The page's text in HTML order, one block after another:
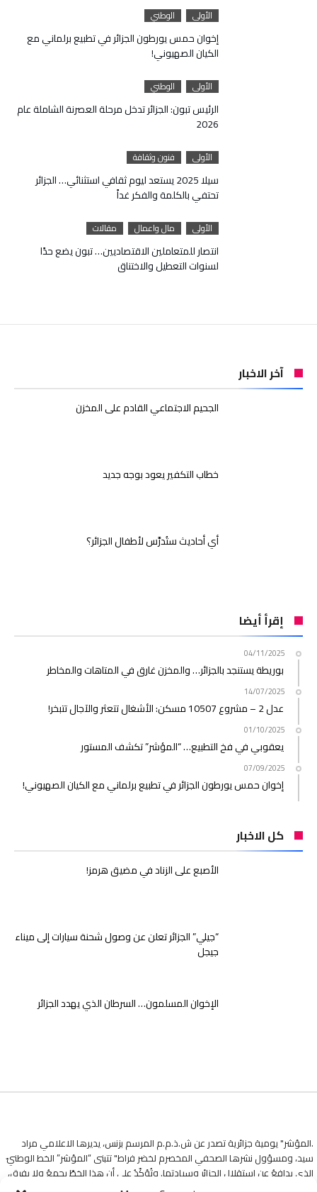
الأولى الوطني
إخوان حمس يورطون الجزائر في تطبيع برلماني مع
الكيان الصهيوني!
الأولى الوطني
الرئيس تبون: الجزائر تدخل مرحلة العصرنة الشاملة عام
2026
الأولى فنون وثقافة
سيلا 2025 يستعد ليوم ثقافي استثنائي… الجزائر
تحتفي بالكلمة والفكر غداً
الأولى مال واعمال مقالات
انتصار للمتعاملين الاقتصاديين… تبون يضع حدًا
لسنوات التعطيل والاختناق
آخر الاخبار
الجحيم الاجتماعي القادم على المخزن
خطاب التكفير يعود بوجه جديد
أي أحاديث ستُدرَّس لأطفال الجزائر؟
إقرأ أيضا
04/11/2025
بوريطة يستنجد بالجزائر… والمخزن غارق في المتاهات والمخاطر
14/07/2025
عدل 2 – مشروع 10507 مسكن: الأشغال تتعثر والآجال تتبخر!
01/10/2025
يعقوبي في فخ التطبيع… “المؤشر” تكشف المستور
07/09/2025
إخوان حمس يورطون الجزائر في تطبيع برلماني مع الكيان الصهيوني!
كل الاخبار
الأصبع على الزناد في مضيق هرمز!
“جيلي” الجزائر تعلن عن وصول شحنة سيارات إلى ميناء
جيجل
الإخوان المسلمون… السرطان الذي يهدد الجزائر
.المؤشر" يومية جزائرية تصدر عن ش.ذ.م.م المرسم بزنس، يديرها الاعلامي مراد
سيد، ومسؤول نشرها الصحفي المخصرم لخضر فراط" تتبنى “المؤشر” الخط الوطنيّ
الذي يدافعُ عن استقلالِ الجزائرِ وسيادتها. وتُؤكّدُ على أن هذا الخطّ يجمعُ ولا يفرق،
وأنّهُ طريقها ومنارةُ دربها في هذه التجربةِ الإعلاميةِ.